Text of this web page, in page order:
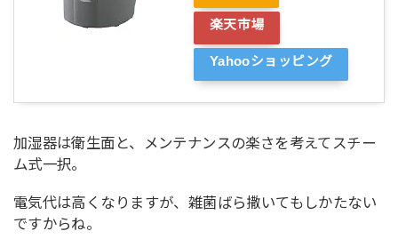
楽天市場
Yahooショッピング
加湿器は衛生面と、メンテナンスの楽さを考えてスチー
ム式一択。
電気代は高くなりますが、雑菌ばら撒いてもしかたない
ですからね。